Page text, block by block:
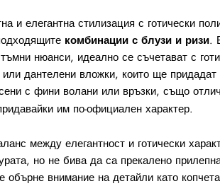
и елегантна стилизация с готически
комбинации с блузи и ризи.
нюанси, идеално се съчетават с
дантелени вложки, които ще придадат
с фини волани или връзки, също
им по-официален характер.
между елегантност и готически
но не бива да са прекалено
внимание на детайли като